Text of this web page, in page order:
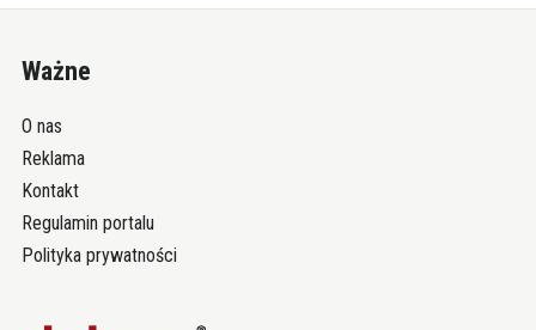
Ważne
O nas
Reklama
Kontakt
Regulamin portalu
Polityka prywatności